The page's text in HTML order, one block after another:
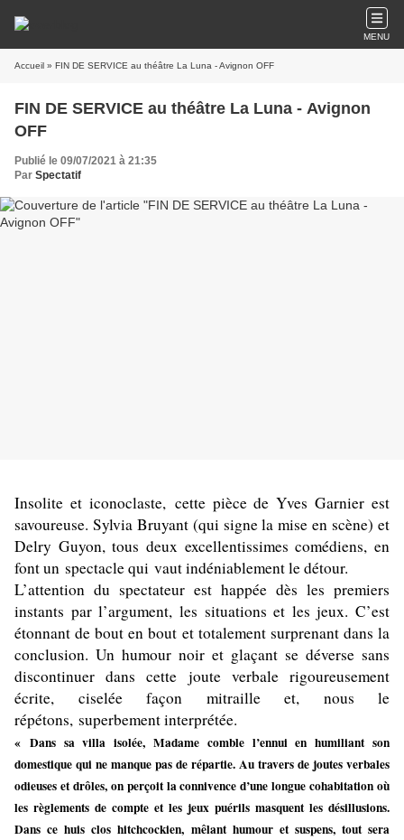
MENU
Accueil » FIN DE SERVICE au théâtre La Luna - Avignon OFF
FIN DE SERVICE au théâtre La Luna - Avignon
OFF
Publié le 09/07/2021 à 21:35
Par Spectatif
Insolite et iconoclaste, cette pièce de Yves Garnier est
savoureuse. Sylvia Bruyant (qui signe la mise en scène) et
Delry Guyon, tous deux excellentissimes comédiens, en
font un spectacle qui vaut indéniablement le détour.
L’attention du spectateur est happée dès les premiers
instants par l’argument, les situations et les jeux. C’est
étonnant de bout en bout et totalement surprenant dans la
conclusion. Un humour noir et glaçant se déverse sans
discontinuer dans cette joute verbale rigoureusement
écrite, ciselée façon mitraille et, nous le
répétons, superbement interprétée.
« Dans sa villa isolée, Madame comble l’ennui en humiliant son
domestique qui ne manque pas de répartie. Au travers de joutes verbales
odieuses et drôles, on perçoit la connivence d’une longue cohabitation où
les règlements de compte et les jeux puérils masquent les désillusions.
Dans ce huis clos hitchcockien, mêlant humour et suspens, tout sera